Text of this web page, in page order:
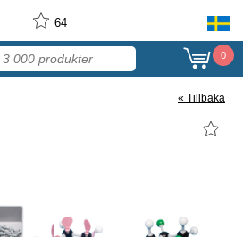
64
0
« Tillbaka